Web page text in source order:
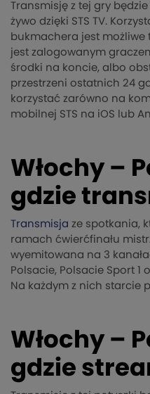
Transmisję z tej gry
żywo dzięki STS TV.
bukmachera jest możliwe
jest zalogowanym
środki na koncie, albo
przestrzeni ostatnich 24
korzystać zarówno na
mobilnej STS na iOS lub
Włochy –
gdzie
Transmisja ze spotkania,
ramach ćwierćfinału
wyemitowana na 3
Polsacie, Polsacie Sport 1
Na każdym z nich starcie
Włochy –
gdzie